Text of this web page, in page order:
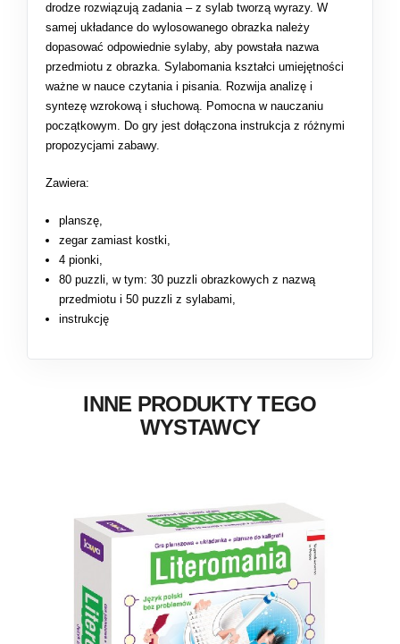
drodze rozwiązują zadania – z sylab tworzą wyrazy. W
samej układance do wylosowanego obrazka należy
dopasować odpowiednie sylaby, aby powstała nazwa
przedmiotu z obrazka. Sylabomania kształci umiejętności
ważne w nauce czytania i pisania. Rozwija analizę i
syntezę wzrokową i słuchową. Pomocna w nauczaniu
początkowym. Do gry jest dołączona instrukcja z różnymi
propozycjami zabawy.
Zawiera:
planszę,
zegar zamiast kostki,
4 pionki,
80 puzzli, w tym: 30 puzzli obrazkowych z nazwą
przedmiotu i 50 puzzli z sylabami,
instrukcję
INNE PRODUKTY TEGO
WYSTAWCY